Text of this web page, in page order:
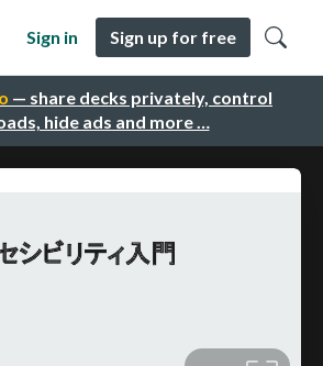
— share decks privately, control
hide ads and more …
Sign in Sign up for free